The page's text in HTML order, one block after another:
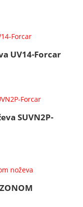
UV14-Forcar
SUVN2P-